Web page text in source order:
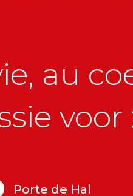
au
voor
Porte de Hal